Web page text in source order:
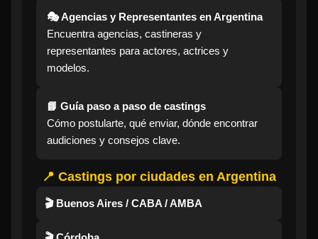
🎭 Agencias y Representantes en Argentina
Encuentra agencias, castineras y
representantes para actores, actrices y
modelos.
📘 Guía paso a paso de castings
Cómo postularte, qué enviar, dónde encontrar
audiciones y consejos clave.
📍 Castings por ciudades en Argentina
🎬 Buenos Aires / CABA / AMBA